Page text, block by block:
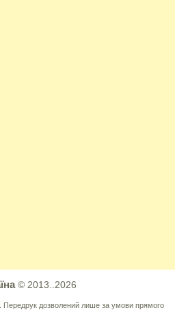
© 2013..2026
Передрук дозволений лише за умови прямого